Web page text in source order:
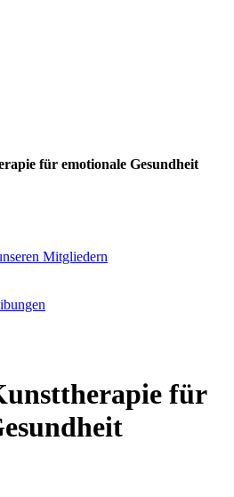
für emotionale Gesundheit
Mitgliedern
für